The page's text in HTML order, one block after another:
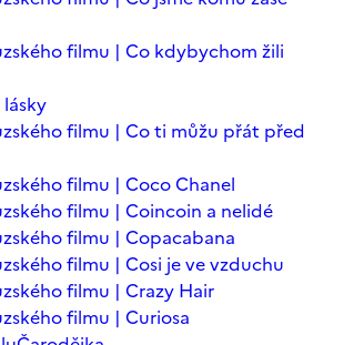
filmu | Co kdybychom žili
filmu | Co ti můžu přát před
filmu | Coco Chanel
filmu | Coincoin a nelidé
filmu | Copacabana
filmu | Cosi je ve vzduchu
filmu | Crazy Hair
filmu | Curiosa